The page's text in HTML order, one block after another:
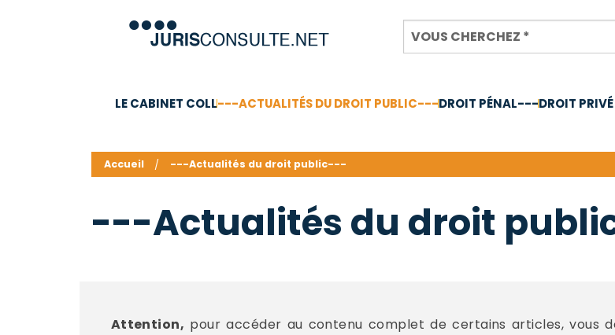
LE CABINET COLL---ACTUALITÉS DU DROIT PUBLIC---DROIT PÉNAL---DROIT
Accueil ---Actualités du droit public---
---Actualités du droit
Attention, pour accéder au contenu complet de certains articles, vous